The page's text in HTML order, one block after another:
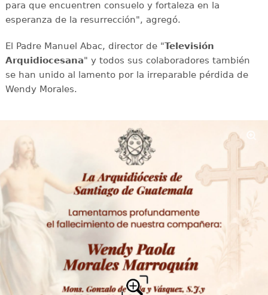
para que encuentren consuelo y fortaleza en la
esperanza de la resurrección", agregó.
El Padre Manuel Abac, director de "Televisión
Arquidiocesana" y todos sus colaboradores también
se han unido al lamento por la irreparable pérdida de
Wendy Morales.